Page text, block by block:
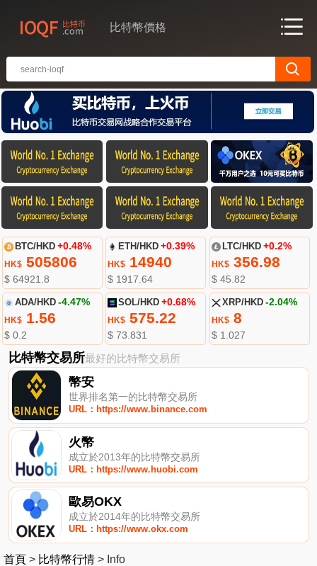
比特幣價格
BTC/HKD +0.48%
HK$505806
$ 64921.8
ETH/HKD +0.39%
HK$ 14940
$ 1917.64
LTC/HKD +0.2%
HK$356.98
$ 45.82
ADA/HKD -4.47%
HK$1.56
$ 0.2
SOL/HKD +0.68%
HK$ 575.22
$ 73.831
XRP/HKD -2.04%
HK$8
$ 1.027
比特幣交易所最好的比特幣交易所
幣安
世界排名第一的比特幣交易所
URL：https://www.binance.com
火幣
成立於2013年的比特幣交易所
URL：https://www.huobi.com
歐易OKX
成立於2014年的比特幣交易所
URL：https://www.okx.com
首頁 > 比特幣行情 > Info